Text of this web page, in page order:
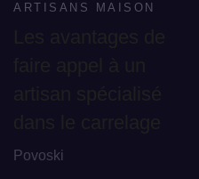
ARTISANS MAISON
Povoski